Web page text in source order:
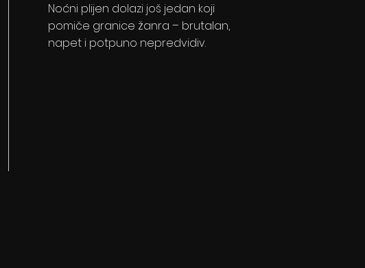
Noćni plijen dolazi još jedan koji
pomiče granice žanra – brutalan,
napet i potpuno nepredvidiv.